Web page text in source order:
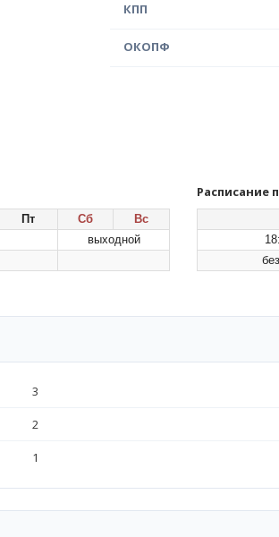
КПП
ОКОПФ
Пт Сб
Вс
выходной
Расписание
3
2
1